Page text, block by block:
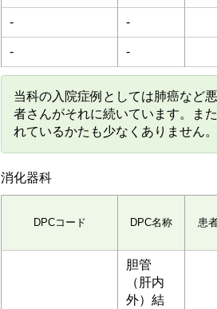
- -
- -
当科の入院症例としては肺癌など
者さんがそれに続いています。ま
れているかたも少なくありません。
消化器科
DPCコード DPC名称 患
胆管
（肝内
外）結